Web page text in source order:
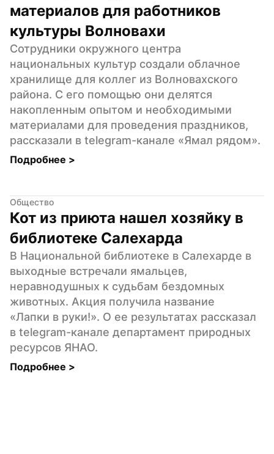
материалов для работников
культуры Волновахи
Сотрудники окружного центра
национальных культур создали облачное
хранилище для коллег из Волновахского
района. С его помощью они делятся
накопленным опытом и необходимыми
материалами для проведения праздников,
рассказали в telegram-канале «Ямал рядом».
Подробнее >
Общество
Кот из приюта нашел хозяйку в
библиотеке Салехарда
В Национальной библиотеке в Салехарде в
выходные встречали ямальцев,
неравнодушных к судьбам бездомных
животных. Акция получила название
«Лапки в руки!». О ее результатах рассказал
в telegram-канале департамент природных
ресурсов ЯНАО.
Подробнее >